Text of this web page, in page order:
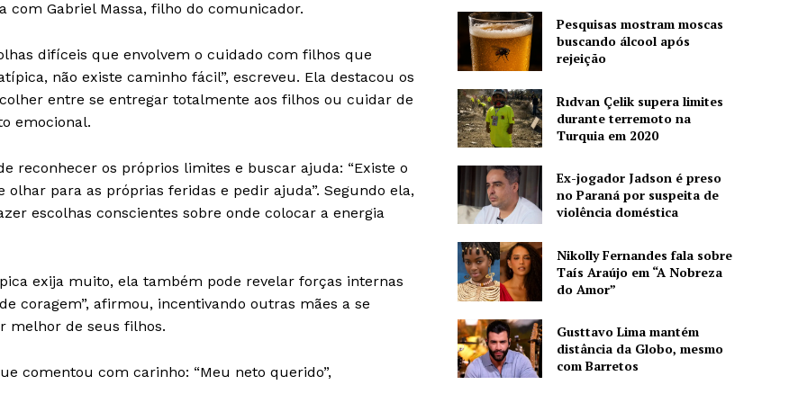
Contato
Termos de Serviços
Política de Privacidade e Cookies
RSS
com Gabriel Massa, filho do comunicador.
difíceis que envolvem o cuidado com filhos que
não existe caminho fácil”, escreveu. Ela destacou os
entre se entregar totalmente aos filhos ou cuidar de
emocional.
reconhecer os próprios limites e buscar ajuda: “Existe o
para as próprias feridas e pedir ajuda”. Segundo ela,
escolhas conscientes sobre onde colocar a energia
exija muito, ela também pode revelar forças internas
coragem”, afirmou, incentivando outras mães a se
melhor de seus filhos.
comentou com carinho: “Meu neto querido”,
Pesquisas mostram moscas
buscando álcool após
rejeição
Rıdvan Çelik supera limites
durante terremoto na
Turquia em 2020
Ex-jogador Jadson é preso
no Paraná por suspeita de
violência doméstica
Nikolly Fernandes fala sobre
Taís Araújo em “A Nobreza
do Amor”
Gusttavo Lima mantém
distância da Globo, mesmo
com Barretos